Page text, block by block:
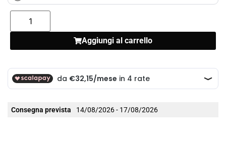
Aggiungi al carrello
Consegna prevista 14/08/2026 - 17/08/2026